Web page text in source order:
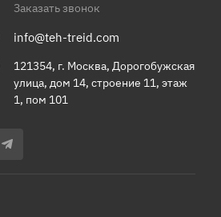
Заказать звонок
info@teh-treid.com
121354, г. Москва, Дорогобужская
улица, дом 14, строение 11, этаж
1, пом 101